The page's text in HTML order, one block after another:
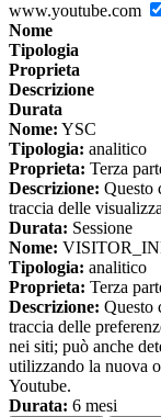
www.youtube.com
Nome
Tipologia
Proprieta
Descrizione
Durata
Nome: YSC
Tipologia: analitico
Proprieta: Terza
Descrizione: Questo
traccia delle
Durata: Sessione
Nome:
Tipologia: analitico
Proprieta: Terza
Descrizione: Questo
traccia delle
nei siti; può anche
utilizzando la nuova
Youtube.
Durata: 6 mesi